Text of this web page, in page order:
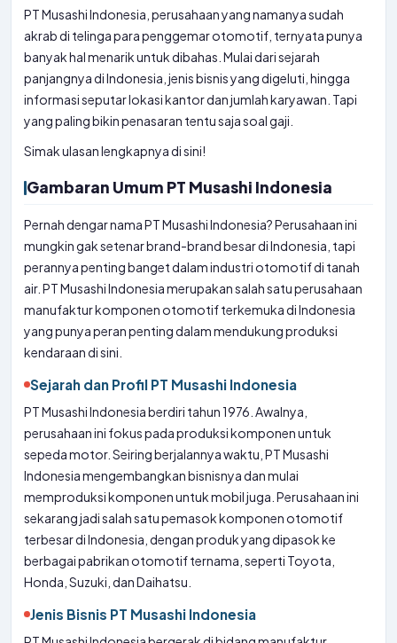
PT Musashi Indonesia, perusahaan yang namanya sudah
akrab di telinga para penggemar otomotif, ternyata punya
banyak hal menarik untuk dibahas. Mulai dari sejarah
panjangnya di Indonesia, jenis bisnis yang digeluti, hingga
informasi seputar lokasi kantor dan jumlah karyawan. Tapi
yang paling bikin penasaran tentu saja soal gaji.
Simak ulasan lengkapnya di sini!
Gambaran Umum PT Musashi Indonesia
Pernah dengar nama PT Musashi Indonesia? Perusahaan ini
mungkin gak setenar brand-brand besar di Indonesia, tapi
perannya penting banget dalam industri otomotif di tanah
air. PT Musashi Indonesia merupakan salah satu perusahaan
manufaktur komponen otomotif terkemuka di Indonesia
yang punya peran penting dalam mendukung produksi
kendaraan di sini.
Sejarah dan Profil PT Musashi Indonesia
PT Musashi Indonesia berdiri tahun 1976. Awalnya,
perusahaan ini fokus pada produksi komponen untuk
sepeda motor. Seiring berjalannya waktu, PT Musashi
Indonesia mengembangkan bisnisnya dan mulai
memproduksi komponen untuk mobil juga. Perusahaan ini
sekarang jadi salah satu pemasok komponen otomotif
terbesar di Indonesia, dengan produk yang dipasok ke
berbagai pabrikan otomotif ternama, seperti Toyota,
Honda, Suzuki, dan Daihatsu.
Jenis Bisnis PT Musashi Indonesia